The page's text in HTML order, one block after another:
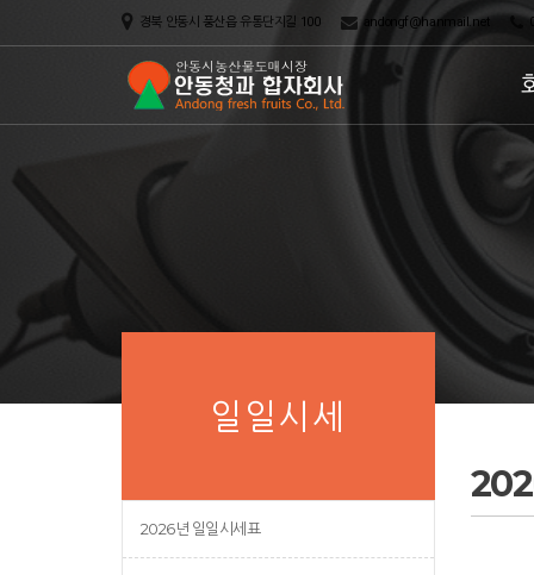
경북 안동시 풍산읍 유통단지길 100 andongf@hanmail.net
일일시세
2026년 일일시세표